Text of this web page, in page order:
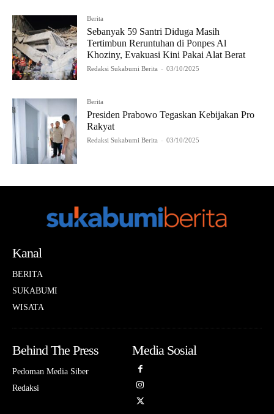
Berita
Sebanyak 59 Santri Diduga Masih
Tertimbun Reruntuhan di Ponpes Al
Khoziny, Evakuasi Kini Pakai Alat Berat
Redaksi Sukabumi Berita - 03/10/2025
Berita
Presiden Prabowo Tegaskan Kebijakan Pro
Rakyat
Redaksi Sukabumi Berita - 03/10/2025
Kanal
BERITA
SUKABUMI
WISATA
Behind The Press
Pedoman Media Siber
Redaksi
Media Sosial